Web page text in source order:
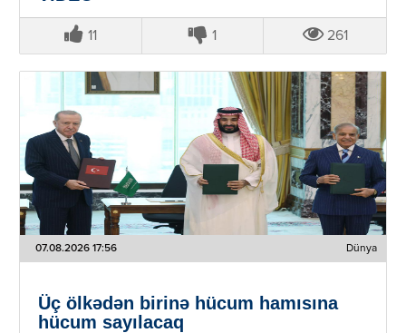
11 1 261
07.08.2026 17:56 Dünya
Üç ölkədən birinə hücum hamısına
hücum sayılacaq